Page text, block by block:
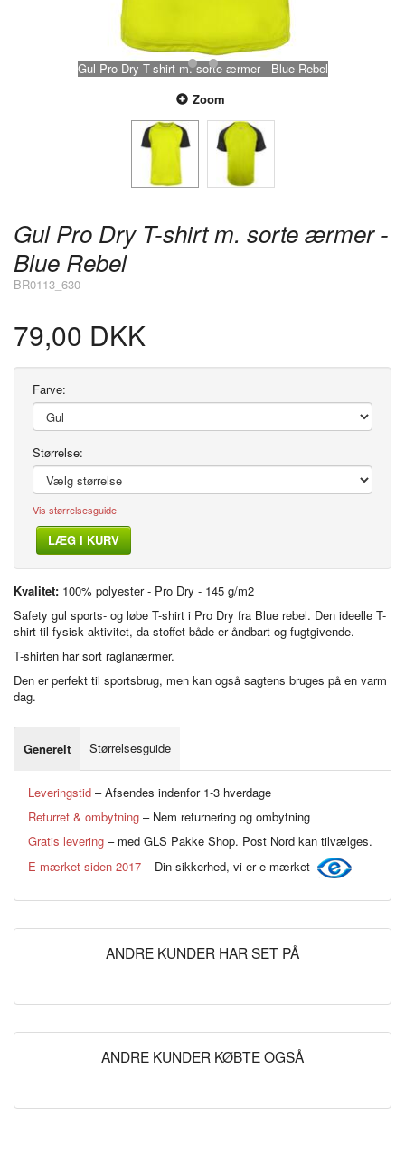
Gul Pro Dry T-shirt m. sorte ærmer - Blue Rebel
Zoom
Gul Pro Dry T-shirt m. sorte ærmer -
Blue Rebel
BR0113_630
79,00 DKK
Vis størrelsesguide
Farve:
Størrelse:
LÆG I KURV
Kvalitet: 100% polyester - Pro Dry - 145 g/m2
Safety gul sports- og løbe T-shirt i Pro Dry fra Blue rebel. Den ideelle T-
shirt til fysisk aktivitet, da stoffet både er åndbart og fugtgivende.
T-shirten har sort raglanærmer.
Den er perfekt til sportsbrug, men kan også sagtens bruges på en varm
dag.
Generelt Størrelsesguide
Leveringstid – Afsendes indenfor 1-3 hverdage
Returret & ombytning – Nem returnering og ombytning
Gratis levering – med GLS Pakke Shop. Post Nord kan tilvælges.
E-mærket siden 2017 – Din sikkerhed, vi er e-mærket
ANDRE KUNDER HAR SET PÅ
ANDRE KUNDER KØBTE OGSÅ